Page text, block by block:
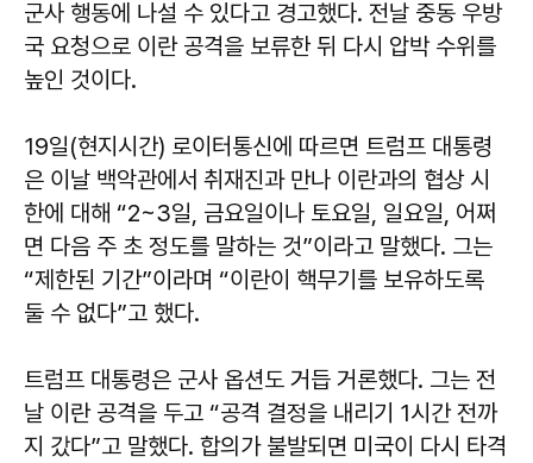
군사 행동에 나설 수 있다고 경고했다. 전날 중동 우방
국 요청으로 이란 공격을 보류한 뒤 다시 압박 수위를
높인 것이다.
19일(현지시간) 로이터통신에 따르면 트럼프 대통령
은 이날 백악관에서 취재진과 만나 이란과의 협상 시
한에 대해 “2~3일, 금요일이나 토요일, 일요일, 어쩌
면 다음 주 초 정도를 말하는 것”이라고 말했다. 그는
“제한된 기간”이라며 “이란이 핵무기를 보유하도록
둘 수 없다”고 했다.
트럼프 대통령은 군사 옵션도 거듭 거론했다. 그는 전
날 이란 공격을 두고 “공격 결정을 내리기 1시간 전까
지 갔다”고 말했다. 합의가 불발되면 미국이 다시 타격